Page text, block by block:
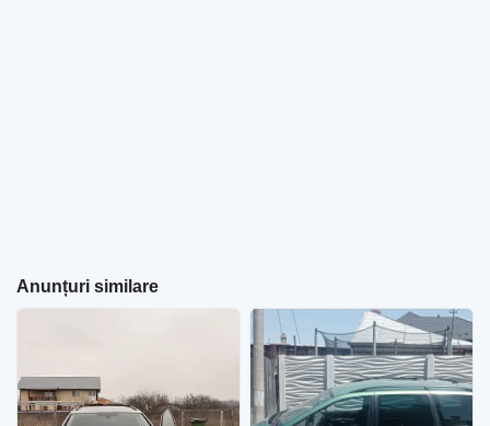
Anunțuri similare